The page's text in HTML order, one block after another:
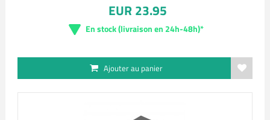
EUR 23.95
En stock (livraison en 24h-48h)*
Ajouter au panier